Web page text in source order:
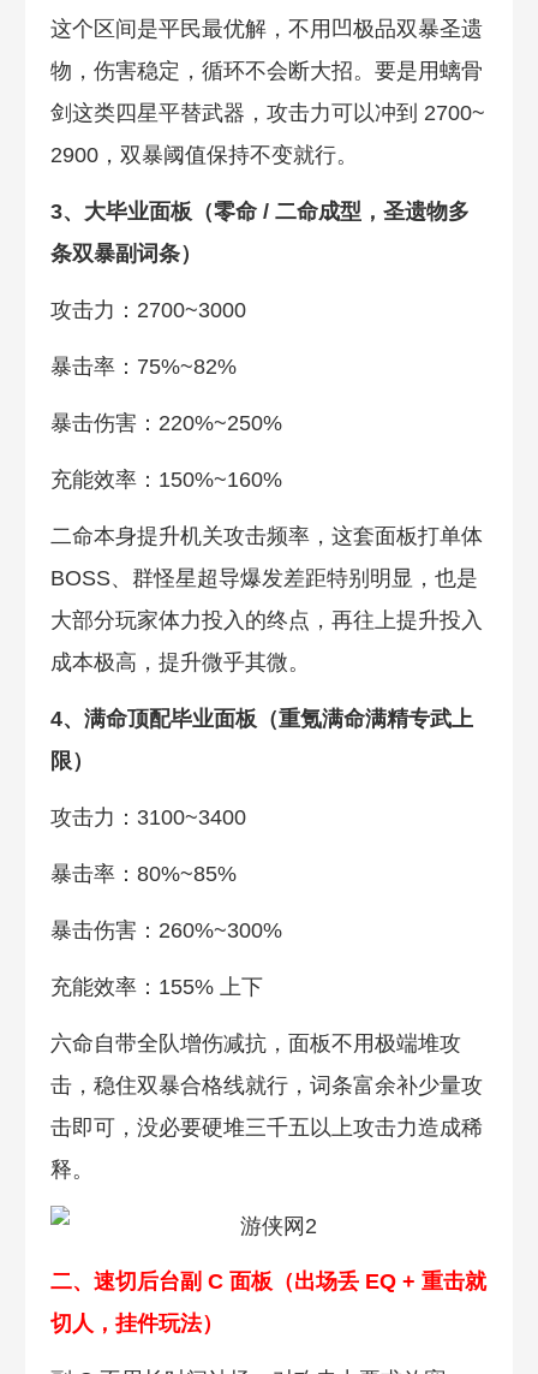
这个区间是平民最优解，不用凹极品双暴圣遗
物，伤害稳定，循环不会断大招。要是用螭骨
剑这类四星平替武器，攻击力可以冲到 2700~
2900，双暴阈值保持不变就行。
3、大毕业面板（零命 / 二命成型，圣遗物多
条双暴副词条）
攻击力：2700~3000
暴击率：75%~82%
暴击伤害：220%~250%
充能效率：150%~160%
二命本身提升机关攻击频率，这套面板打单体
BOSS、群怪星超导爆发差距特别明显，也是
大部分玩家体力投入的终点，再往上提升投入
成本极高，提升微乎其微。
4、满命顶配毕业面板（重氪满命满精专武上
限）
攻击力：3100~3400
暴击率：80%~85%
暴击伤害：260%~300%
充能效率：155% 上下
六命自带全队增伤减抗，面板不用极端堆攻
击，稳住双暴合格线就行，词条富余补少量攻
击即可，没必要硬堆三千五以上攻击力造成稀
释。
二、速切后台副 C 面板（出场丢 EQ + 重击就
切人，挂件玩法）